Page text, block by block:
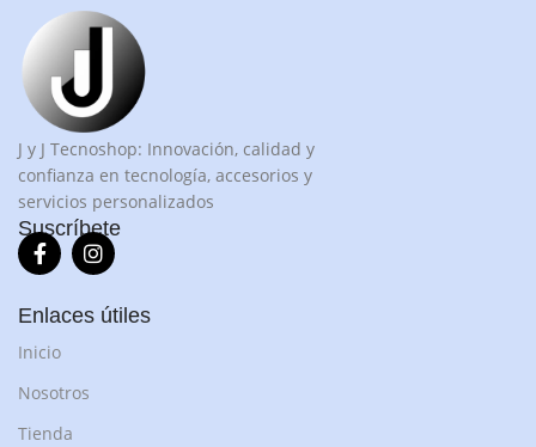
J y J Tecnoshop: Innovación, calidad y
confianza en tecnología, accesorios y
servicios personalizados
Suscríbete
Enlaces útiles
Inicio
Nosotros
Tienda